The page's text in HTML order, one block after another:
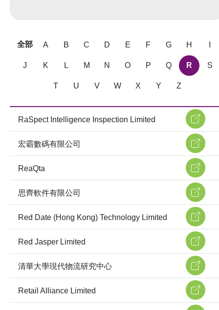
全部 A B C D E F G H
J K L M N O P Q R S
T U V W X Y Z
RaSpect Intelligence Inspection Limited
宏霸數碼有限公司
ReaQta
思齊軟件有限公司
Red Date (Hong Kong) Technology Limited
Red Jasper Limited
清華大學現代物流研究中心
Retail Alliance Limited